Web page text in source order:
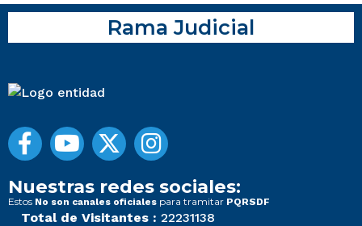
Rama Judicial
Nuestras redes sociales:
Estos No son canales oficiales para tramitar PQRSDF
Total de Visitantes : 22231138